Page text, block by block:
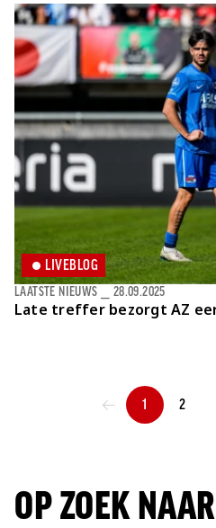
Late treffer bezorgt AZ
LAATSTE NIEUWS 28.09.2025
LIVEBLOG
VORIGE PAGINA
1 2
OP ZOEK